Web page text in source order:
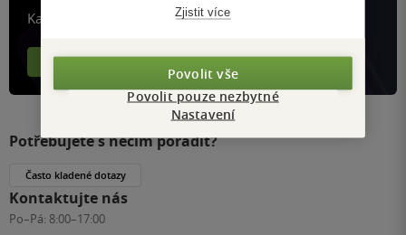
Každý měsíc společně přečteme tisíce knih
Více o aplikaci Více o klubu
Potřebujete s něčím poradit?
Často kladené dotazy
Kontaktujte nás
Po–Pá: 8:00–17:00
Zjistit více
Povolit vše
Povolit pouze nezbytné
Nastavení